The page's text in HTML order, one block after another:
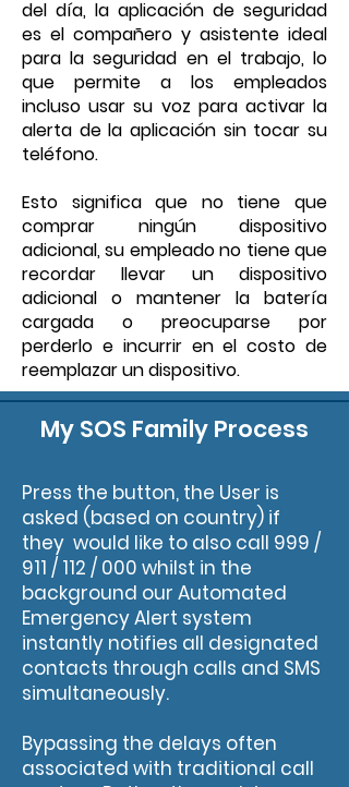
del día, la aplicación de seguridad
es el compañero y asistente ideal
para la seguridad en el trabajo, lo
que permite a los empleados
incluso usar su voz para activar la
alerta de la aplicación sin tocar su
teléfono.
Esto significa que no tiene que
comprar ningún dispositivo
adicional, su empleado no tiene que
recordar llevar un dispositivo
adicional o mantener la batería
cargada o preocuparse por
perderlo e incurrir en el costo de
reemplazar un dispositivo.
My SOS Family Process
Press the button, the User is
asked (based on country) if
they would like to also call 999 /
911 / 112 / 000 whilst in the
background our Automated
Emergency Alert system
instantly notifies all designated
contacts through calls and SMS
simultaneously.
Bypassing the delays often
associated with traditional call